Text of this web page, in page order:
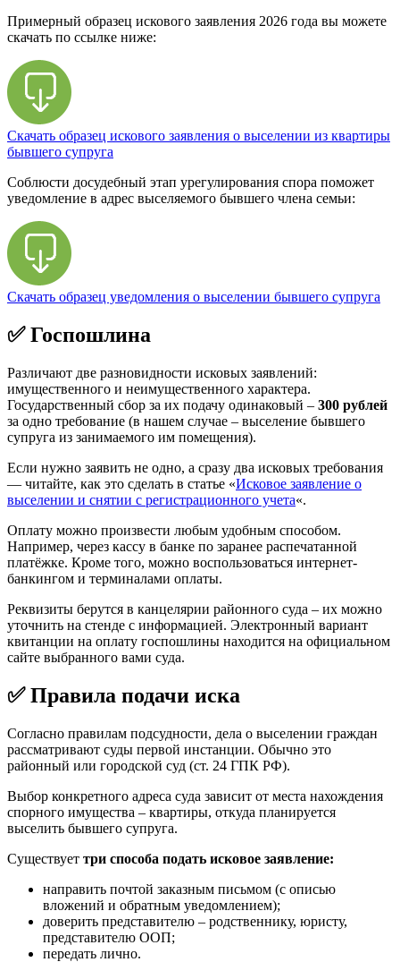
Примерный образец искового заявления 2026 года вы можете
скачать по ссылке ниже:
Скачать образец искового заявления о выселении из квартиры
бывшего супруга
Соблюсти досудебный этап урегулирования спора поможет
уведомление в адрес выселяемого бывшего члена семьи:
Скачать образец уведомления о выселении бывшего супруга
✅ Госпошлина
Различают две разновидности исковых заявлений:
имущественного и неимущественного характера.
Государственный сбор за их подачу одинаковый – 300 рублей
за одно требование (в нашем случае – выселение бывшего
супруга из занимаемого им помещения).
Если нужно заявить не одно, а сразу два исковых требования
— читайте, как это сделать в статье «Исковое заявление о
выселении и снятии с регистрационного учета«.
Оплату можно произвести любым удобным способом.
Например, через кассу в банке по заранее распечатанной
платёжке. Кроме того, можно воспользоваться интернет-
банкингом и терминалами оплаты.
Реквизиты берутся в канцелярии районного суда – их можно
уточнить на стенде с информацией. Электронный вариант
квитанции на оплату госпошлины находится на официальном
сайте выбранного вами суда.
✅ Правила подачи иска
Согласно правилам подсудности, дела о выселении граждан
рассматривают суды первой инстанции. Обычно это
районный или городской суд (ст. 24 ГПК РФ).
Выбор конкретного адреса суда зависит от места нахождения
спорного имущества – квартиры, откуда планируется
выселить бывшего супруга.
Существует три способа подать исковое заявление:
направить почтой заказным письмом (с описью
вложений и обратным уведомлением);
доверить представителю – родственнику, юристу,
представителю ООП;
передать лично.